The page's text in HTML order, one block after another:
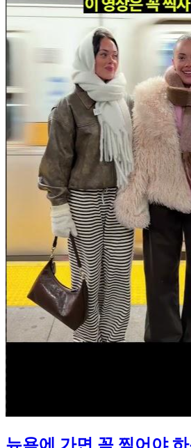
뉴욕에 가면 꼭 찍어야